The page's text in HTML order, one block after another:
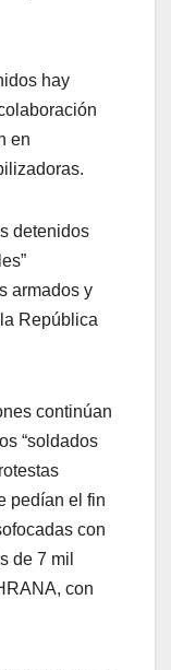
hay
en
detenidos
armados y
República
continúan
“soldados
pedían el fin
con
de 7 mil
con